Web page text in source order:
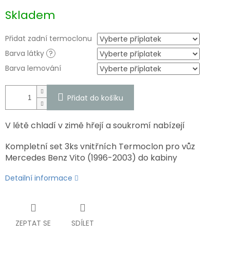
cena:
Skladem
Přidat zadní termoclonu
Barva látky ?
Barva lemování
Přidat do košíku
V létě chladí v zimě hřejí a soukromí nabízejí
Kompletní set 3ks vnitřních Termoclon pro vůz
Mercedes Benz Vito (1996-2003) do kabiny
Detailní informace
ZEPTAT SE SDÍLET